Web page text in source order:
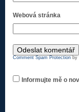
Webová stránka
Comment Spam Protection by
Informujte mě o